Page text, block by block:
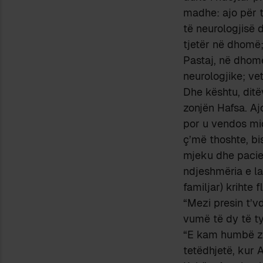
madhe: ajo për
të neurologjisë
tjetër në
Pastaj, në
neurologjike;
Dhe kështu,
zonjën Hafsa.
por u vendos
ç’më thoshte,
mjeku dhe
ndjeshmëria e
familjar) krihte
“Mezi presin
vumë të dy të
“E kam humbë
tetëdhjetë, kur